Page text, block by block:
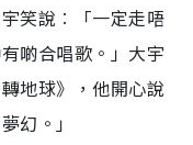
笑說︰「一定走唔
啲合唱歌。」大宇
地球》，他開心說
幻。」